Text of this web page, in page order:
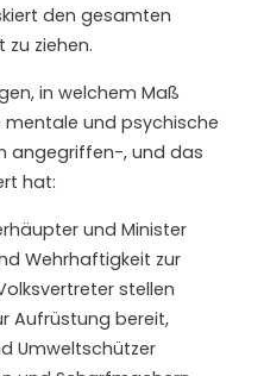
den gesamten
ziehen.
in welchem Maß
und psychische
angegriffen-, und das
hat:
und Minister
Wehrhaftigkeit zur
stellen
Aufrüstung bereit,
Umweltschützer